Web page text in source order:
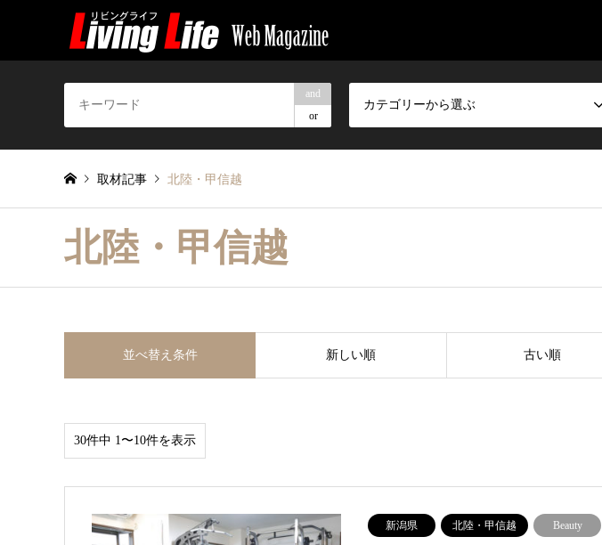
and
or
カテゴリーから選ぶ
取材記事 北陸・甲信越
北陸・甲信越
並べ替え条件 新しい順 古い順
30件中 1〜10件を表示
新潟県 北陸・甲信越 Beauty